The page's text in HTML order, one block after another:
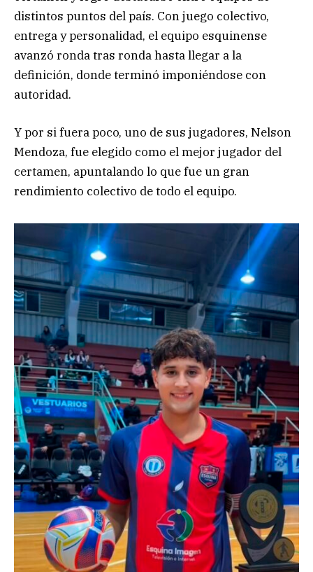
distintos puntos del país. Con juego colectivo,
entrega y personalidad, el equipo esquinense
avanzó ronda tras ronda hasta llegar a la
definición, donde terminó imponiéndose con
autoridad.
Y por si fuera poco, uno de sus jugadores, Nelson
Mendoza, fue elegido como el mejor jugador del
certamen, apuntalando lo que fue un gran
rendimiento colectivo de todo el equipo.